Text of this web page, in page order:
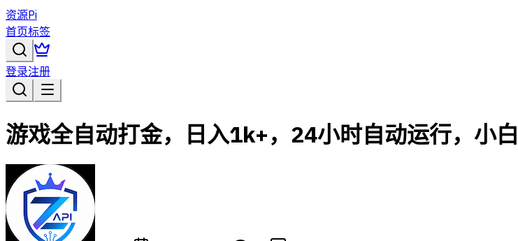
资源Pi
首页标签
登录注册
游戏全自动打金，日入1k+，24小时自动运行，小